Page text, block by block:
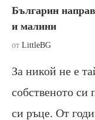
Българин
и малини
от LittleBG
За никой не е
собственото си
си ръце. От